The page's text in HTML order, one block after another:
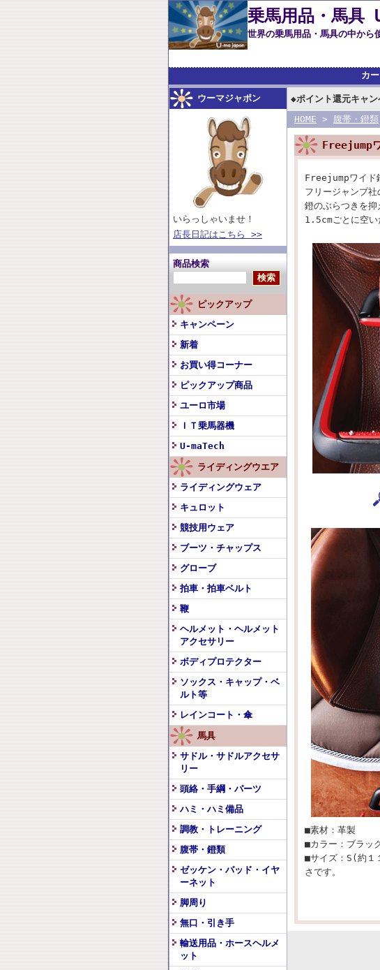
乗馬用品・馬具
世界の乗馬用品・馬具の中か
こだわって厳選した乗
カ
ウーマジャポン
いらっしゃいませ！
店長日記はこちら >>
商品検索
ピックアップ
キャンペーン
新着
お買い得コーナー
ピックアップ商品
ユーロ市場
ＩＴ乗馬器機
U-maTech
ライディングウエア
ライディングウェア
キュロット
競技用ウェア
ブーツ・チャップス
グローブ
拍車・拍車ベルト
鞭
ヘルメット・ヘルメット
アクセサリー
ボディプロテクター
ソックス・キャップ・ベ
ルト等
レインコート・傘
馬具
サドル・サドルアクセサ
リー
頭絡・手綱・パーツ
ハミ・ハミ備品
調教・トレーニング
腹帯・鐙類
ゼッケン・パッド・イヤ
ーネット
脚周り
無口・引き手
輸送用品・ホースヘルメ
ット
◆ポイント還元キャ
HOME > 腹帯・鐙類
Freejump
Freejumpワイド
フリージャンプ社
鐙のぶらつきを抑
1.5cmごとに空い
■素材：革製
■カラー：ブラッ
■サイズ：S(約１
さです。